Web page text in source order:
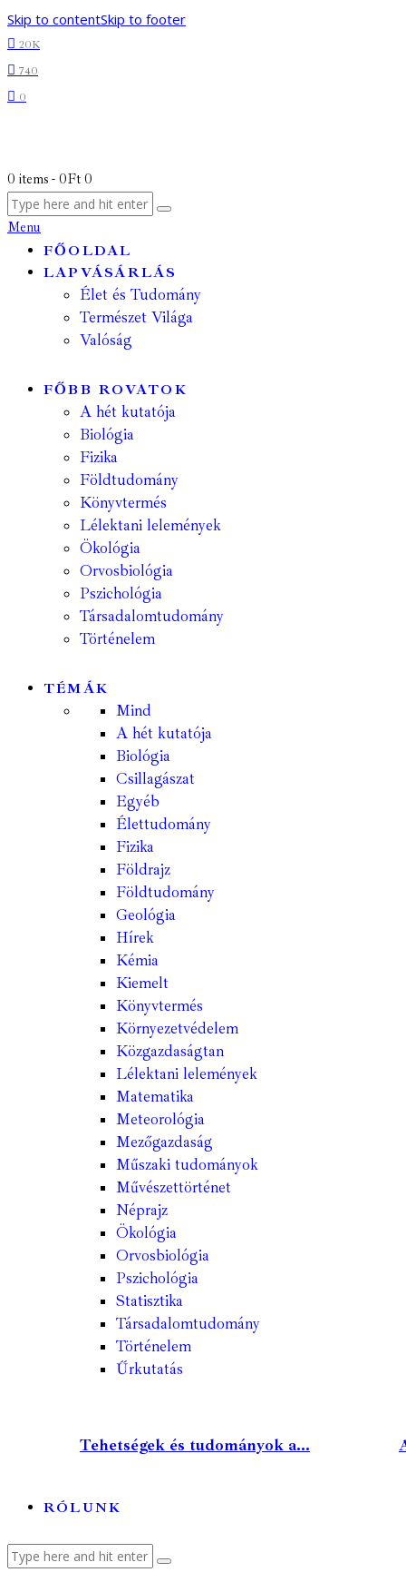
Skip to contentSkip to footer
20K
740
0
0 items - 0Ft 0
Menu
FŐOLDAL
LAPVÁSÁRLÁS
Élet és Tudomány
Természet Világa
Valóság
FŐBB ROVATOK
A hét kutatója
Biológia
Fizika
Földtudomány
Könyvtermés
Lélektani lelemények
Ökológia
Orvosbiológia
Pszichológia
Társadalomtudomány
Történelem
TÉMÁK
Mind
A hét kutatója
Biológia
Csillagászat
Egyéb
Élettudomány
Fizika
Földrajz
Földtudomány
Geológia
Hírek
Kémia
Kiemelt
Könyvtermés
Környezetvédelem
Közgazdaságtan
Lélektani lelemények
Matematika
Meteorológia
Mezőgazdaság
Műszaki tudományok
Művészettörténet
Néprajz
Ökológia
Orvosbiológia
Pszichológia
Statisztika
Társadalomtudomány
Történelem
Űrkutatás
Tehetségek és tudományok a...
RÓLUNK